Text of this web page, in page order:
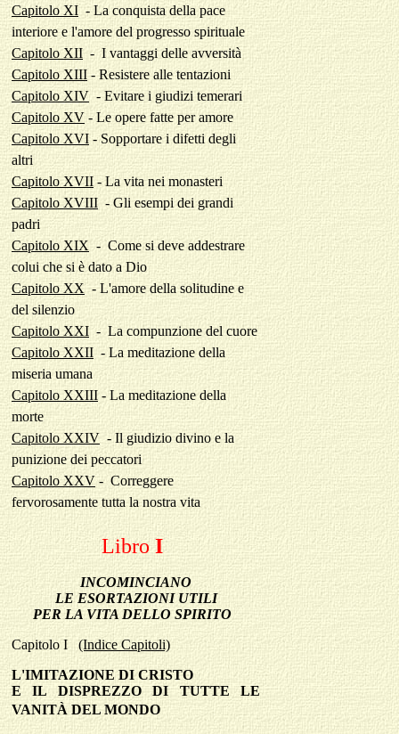
Capitolo XI - La conquista della pace
interiore e l'amore del progresso spirituale
Capitolo XII - I vantaggi delle avversità
Capitolo XIII-Resistere alle tentazioni
Capitolo XIV - Evitare i giudizi temerari
Capitolo XV - Le opere fatte per amore
Capitolo XVI - Sopportare i difetti degli
altri
Capitolo XVII - La vita nei monasteri
Capitolo XVIII - Gli esempi dei grandi
padri
Capitolo XIX - Come si deve addestrare
colui che si è dato a Dio
Capitolo XX - L'amore della solitudine e
del silenzio
Capitolo XXI - La compunzione del cuore
Capitolo XXII - La meditazione della
miseria umana
Capitolo XXIII -La meditazione della
morte
Capitolo XXIV - Il giudizio divino e la
punizione dei peccatori
Capitolo XXV- Correggere
fervorosamente tutta la nostra vita
LibroI
INCOMINCIANO
LE ESORTAZIONI UTILI
PER LA VITA DELLO SPIRITO
Capitolo I
(Indice Capitoli)
L'IMITAZIONE DI CRISTO
E IL DISPREZZO DI TUTTE LE
VANITÀ DEL MONDO